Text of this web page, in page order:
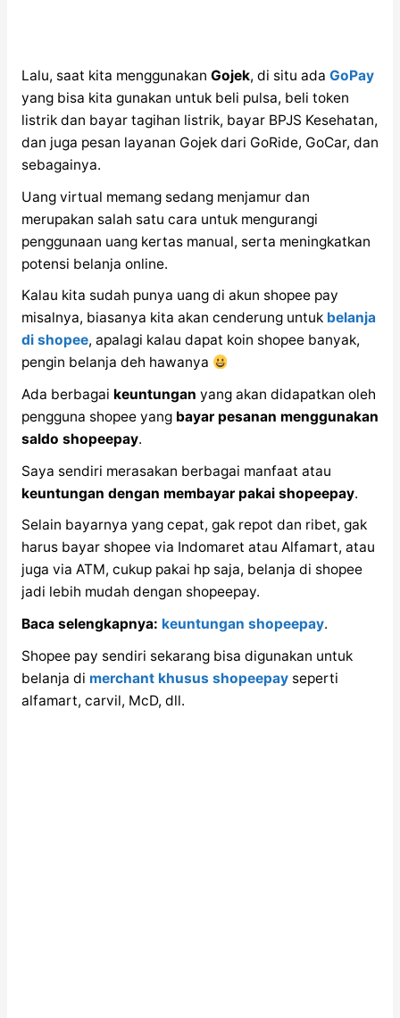
Lalu, saat kita menggunakan Gojek, di situ ada GoPay
yang bisa kita gunakan untuk beli pulsa, beli token
listrik dan bayar tagihan listrik, bayar BPJS Kesehatan,
dan juga pesan layanan Gojek dari GoRide, GoCar, dan
sebagainya.
Uang virtual memang sedang menjamur dan
merupakan salah satu cara untuk mengurangi
penggunaan uang kertas manual, serta meningkatkan
potensi belanja online.
Kalau kita sudah punya uang di akun shopee pay
misalnya, biasanya kita akan cenderung untuk belanja
di shopee, apalagi kalau dapat koin shopee banyak,
pengin belanja deh hawanya
Ada berbagai keuntungan yang akan didapatkan oleh
pengguna shopee yang bayar pesanan menggunakan
saldo shopeepay.
Saya sendiri merasakan berbagai manfaat atau
keuntungan dengan membayar pakai shopeepay.
Selain bayarnya yang cepat, gak repot dan ribet, gak
harus bayar shopee via Indomaret atau Alfamart, atau
juga via ATM, cukup pakai hp saja, belanja di shopee
jadi lebih mudah dengan shopeepay.
Baca selengkapnya: keuntungan shopeepay.
Shopee pay sendiri sekarang bisa digunakan untuk
belanja di merchant khusus shopeepayseperti
alfamart, carvil, McD, dll.